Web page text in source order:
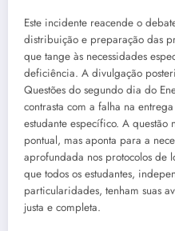
Este incidente reacende o
distribuição e preparação das
que tange às necessidades
deficiência. A divulgação
Questões do segundo dia do
contrasta com a falha na
estudante específico. A questão
pontual, mas aponta para a
aprofundada nos protocolos de
que todos os estudantes,
particularidades, tenham suas
justa e completa.